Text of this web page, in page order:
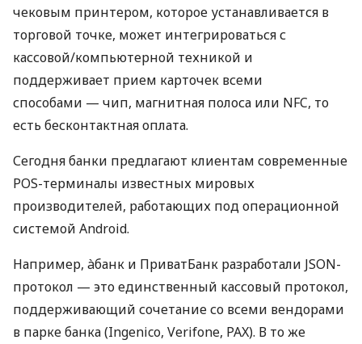
чековым принтером, которое устанавливается в
торговой точке, может интегрироваться с
кассовой/компьютерной техникой и
поддерживает прием карточек всеми
способами — чип, магнитная полоса или NFC, то
есть бесконтактная оплата.
Сегодня банки предлагают клиентам современные
POS-терминалы известных мировых
производителей, работающих под операционной
системой Android.
Например, àбанк и ПриватБанк разработали JSON-
протокол — это единственный кассовый протокол,
поддерживающий сочетание со всеми вендорами
в парке банка (Ingenico, Verifone, PAX). В то же